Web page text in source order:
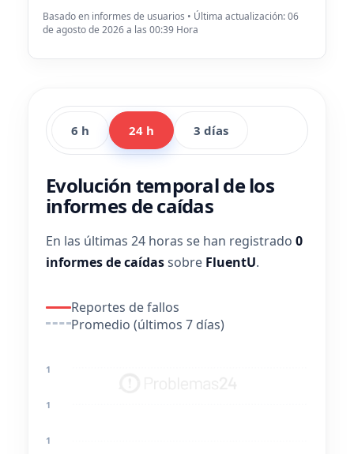
Basado en informes de usuarios • Última actualización: 06
de agosto de 2026 a las 00:39 Hora
6 h 24 h 3 días
Evolución temporal de los
informes de caídas
En las últimas 24 horas se han registrado 0
informes de caídassobre FluentU.
Reportes de fallos
Promedio (últimos 7 días)
1
1
1